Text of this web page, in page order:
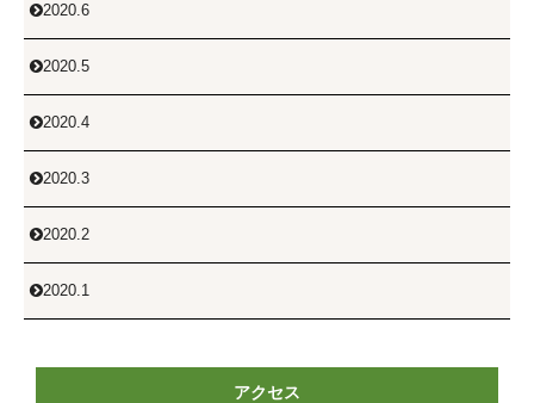
2020.6
2020.5
2020.4
2020.3
2020.2
2020.1
アクセス